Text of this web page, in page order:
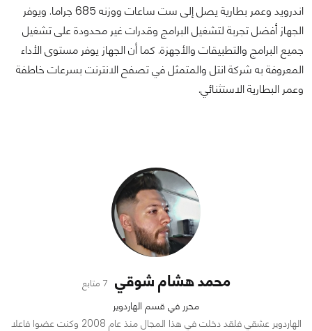
اندرويد وعمر بطارية يصل إلى ست ساعات ووزنه 685 جراما. ويوفر
الجهاز أفضل تجربة لتشغيل البرامج وقدرات غير محدودة على تشغيل
جميع البرامج والتطبيقات والأجهزة. كما أن الجهاز يوفر مستوى الأداء
المعروفة به شركة انتل والمتمثل في تصفح الانترنت بسرعات خاطفة
وعمر البطارية الاستثنائي.
محمد هشام شوقي 7 متابع
محرر في قسم الهاردوير
الهاردوير عشقي فلقد دخلت في هذا المجال منذ عام 2008 وكنت عضوا فاعلا